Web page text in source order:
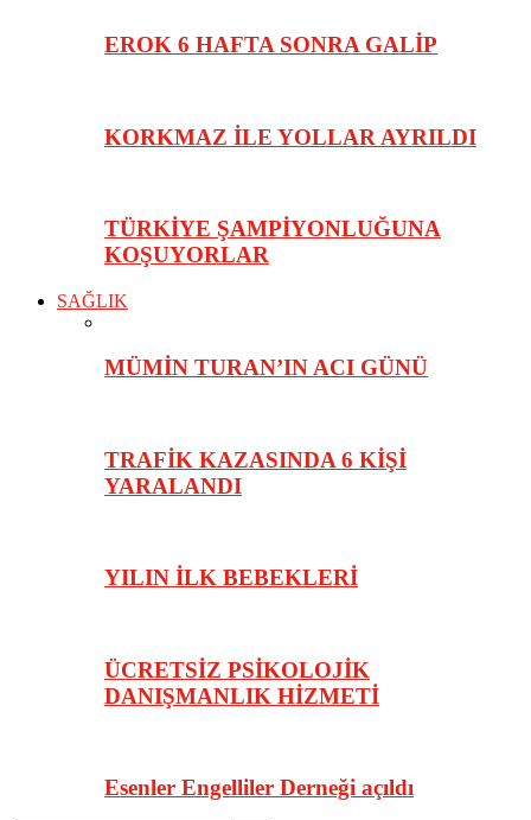
EROK 6 HAFTA SONRA GALİP
KORKMAZ İLE YOLLAR AYRILDI
TÜRKİYE ŞAMPİYONLUĞUNA
KOŞUYORLAR
SAĞLIK
MÜMİN TURAN’IN ACI GÜNÜ
TRAFİK KAZASINDA 6 KİŞİ
YARALANDI
YILIN İLK BEBEKLERİ
ÜCRETSİZ PSİKOLOJİK
DANIŞMANLIK HİZMETİ
Esenler Engelliler Derneği açıldı